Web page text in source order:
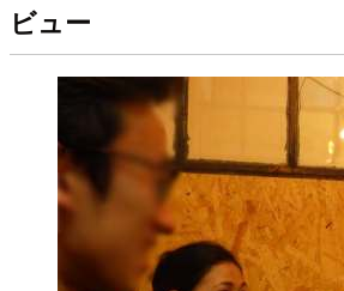
ビュー